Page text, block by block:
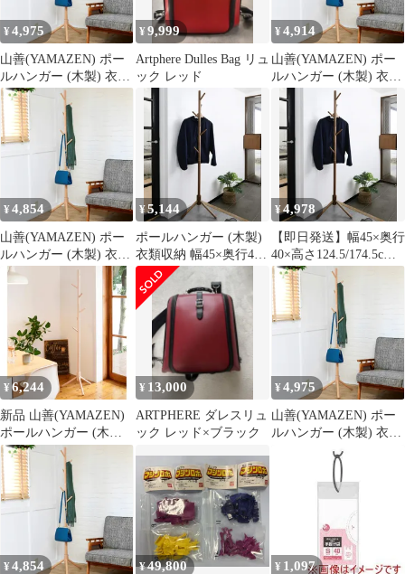
¥4,975
山善(YAMAZEN) ポー
ルハンガー (木製) 衣類
収納 幅45×奥行40×高さ
124.5／174.5cm 玄関収
納 コートハンガー 高さ
調節可能 組立品 ナチュ
ラル STPH-6(NA) キッ
¥9,999
Artphere Dulles Bag リュ
ック レッド
¥4,914
山善(YAMAZEN) ポー
ルハンガー (木製) 衣類
収納 幅45×奥行40×高さ
124.5／174.5cm 玄関収
納 コートハンガー 高さ
調節可能 組立品 ナチュ
ラル STPH-6(NA) キッ
ズ 1
¥4,854
山善(YAMAZEN) ポー
ルハンガー (木製) 衣類
収納 幅45×奥行40×高さ
124.5／174.5cm 玄関収
納 コートハンガー 高さ
調節可能 組立品 ナチュ
ラル STPH-6(NA) キッ
ズ 0
¥5,144
ポールハンガー (木製)
衣類収納 幅45×奥行40×
高さ124.5/174.5cm 玄関
収納 [山善] コートハン
ガー 高さ調節可能 組立
品 ダークブラウン
STPH-6(DBR)
¥4,978
【即日発送】幅45×奥行
40×高さ124.5/174.5cm
玄関収納 衣類収納 コー
トハンガー (木製) 高さ
調節可能 組立品 ポール
ハンガー ダークブラウ
ン STPH-6(DBR) 山善
(YAMAZEN) キッズ
¥ 6,244
新品 山善(YAMAZEN)
ポールハンガー (木製)
衣類収納 幅45×奥行40×
高さ124.5/174.5cm 玄関
収納 コートハンガー 高
さ調節可能 組立品 ホワ
イトウォッシュ STPH-
6(WW) キッズ
¥ 13,000
ARTPHERE ダレスリュ
ック レッド×ブラック
¥4,975
山善(YAMAZEN) ポー
ルハンガー (木製) 衣類
収納 幅45×奥行40×高さ
124.5／174.5cm 玄関収
納 コートハンガー 高さ
調節可能 組立品 ナチュ
ラル STPH-6(NA) キッ
¥4,854 ¥49,800 ¥ 1,097